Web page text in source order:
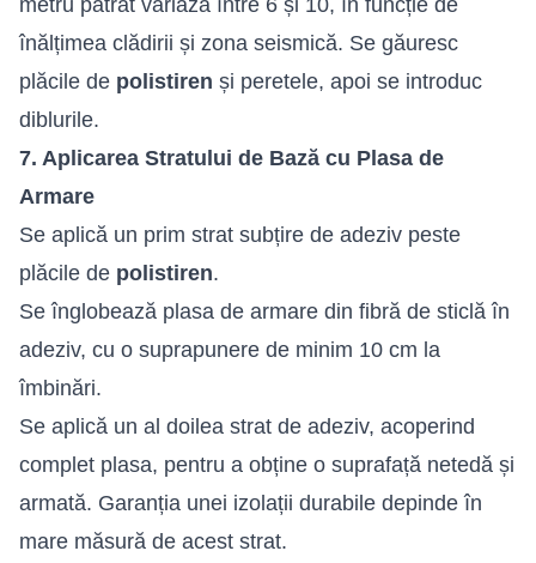
înălțimea clădirii și zona seismică. Se găuresc
plăcile de polistiren și peretele, apoi se introduc
diblurile.
7. Aplicarea Stratului de Bază cu Plasa de
Armare
Se aplică un prim strat subțire de adeziv peste
plăcile de polistiren.
Se înglobează plasa de armare din fibră de sticlă în
adeziv, cu o suprapunere de minim 10 cm la
îmbinări.
Se aplică un al doilea strat de adeziv, acoperind
complet plasa, pentru a obține o suprafață netedă și
armată. Garanția unei izolații durabile depinde în
mare măsură de acest strat.